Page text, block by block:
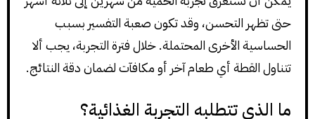
حتى تظهر التحسن، وقد تكون صعبة التفسير بسبب
الحساسية الأخرى المحتملة. خلال فترة التجربة، يجب ألا
تتناول القطة أي طعام آخر أو مكافآت لضمان دقة النتائج.
ما الذي تتطلبه التجربة الغذائية؟